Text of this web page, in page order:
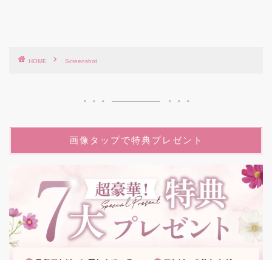
HOME Screenshot
画像タップで特典プレゼント